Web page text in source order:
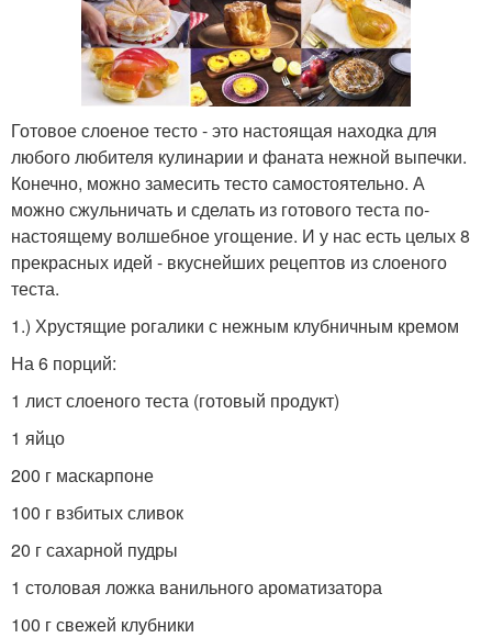
Готовое слоеное тесто - это настоящая находка для
любого любителя кулинарии и фаната нежной выпечки.
Конечно, можно замесить тесто самостоятельно. А
можно сжульничать и сделать из готового теста по-
настоящему волшебное угощение. И у нас есть целых 8
прекрасных идей - вкуснейших рецептов из слоеного
теста.
1.) Хрустящие рогалики с нежным клубничным кремом
На 6 порций:
1 лист слоеного теста (готовый продукт)
1 яйцо
200 г маскарпоне
100 г взбитых сливок
20 г сахарной пудры
1 столовая ложка ванильного ароматизатора
100 г свежей клубники